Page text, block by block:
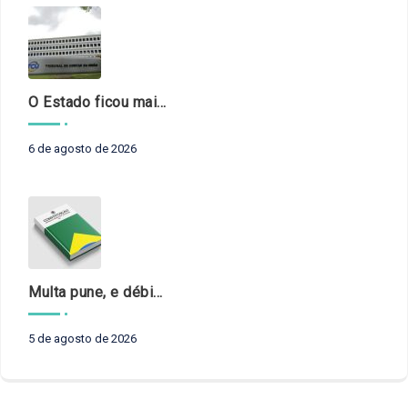
O Estado ficou mais complexo. O controle precisa acompanhar
6 de agosto de 2026
Multa pune, e débito recompõe. § 3º do art. 71 da Constituição: um problema de legística formal
5 de agosto de 2026